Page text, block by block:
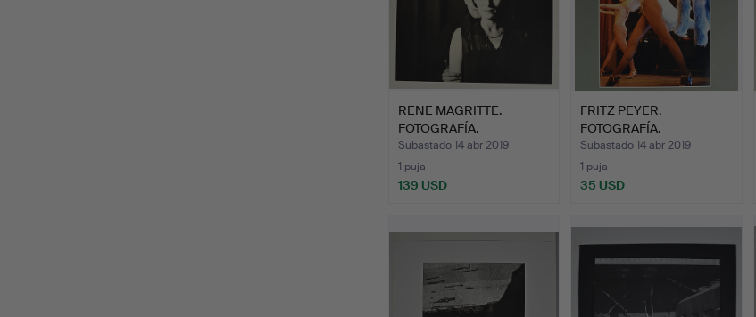
RENE MAGRITTE.
FOTOGRAFÍA.
Subastado 14 abr 2019
1 puja
139 USD
FRITZ PEYER.
FOTOGRAFÍA.
Subastado 14 abr 2019
1 puja
35 USD